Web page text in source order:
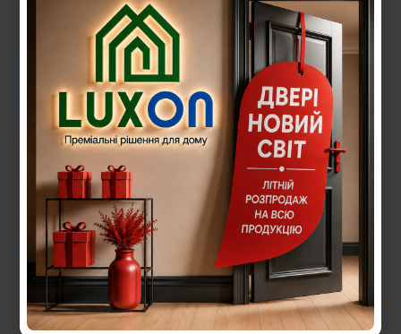
Петлі
3 петлі c кулькою всередині. Даний вид петель
забезпечує надійний захист двері від
провисання і легке відкривання дверей. Згідно
сертифікату СЄ, дані петлі забезпечуютьдо 250
000 відкриттів. А це практично довічна гарантія